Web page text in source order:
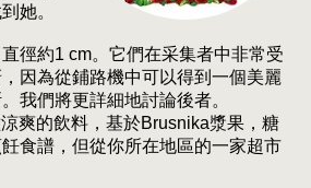
她。
徑約1 cm。它們在采集者中非常受
因為從鋪路機中可以得到一個美麗
我們將更詳細地討論後者。
爽的飲料，基於Brusnika漿果，糖
食譜，但從你所在地區的一家超市